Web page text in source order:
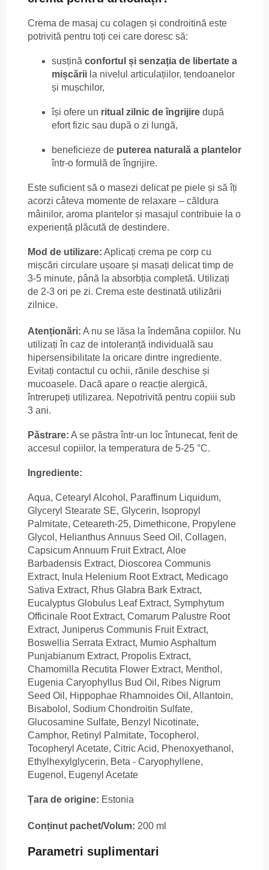
Crema de masaj cu colagen și condroitină este
potrivită pentru toți cei care doresc să:
susțină confortul și senzația de libertate a
mișcării la nivelul articulațiilor, tendoanelor
și mușchilor,
își ofere un ritual zilnic de îngrijire după
efort fizic sau după o zi lungă,
beneficieze de puterea naturală a plantelor
într-o formulă de îngrijire.
Este suficient să o masezi delicat pe piele și să îți
acorzi câteva momente de relaxare – căldura
mâinilor, aroma plantelor și masajul contribuie la o
experiență plăcută de destindere.
Mod de utilizare: Aplicați crema pe corp cu
mișcări circulare ușoare și masați delicat timp de
3-5 minute, până la absorbția completă. Utilizați
de 2-3 ori pe zi. Crema este destinată utilizării
zilnice.
Atenționări: A nu se lăsa la îndemâna copiilor. Nu
utilizați în caz de intoleranță individuală sau
hipersensibilitate la oricare dintre ingrediente.
Evitați contactul cu ochii, rănile deschise și
mucoasele. Dacă apare o reacție alergică,
întrerupeți utilizarea. Nepotrivită pentru copiii sub
3 ani.
Păstrare: A se păstra într-un loc întunecat, ferit de
accesul copiilor, la temperatura de 5-25 °C.
Ingrediente:
Aqua, Cetearyl Alcohol, Paraffinum Liquidum,
Glyceryl Stearate SE, Glycerin, Isopropyl
Palmitate, Ceteareth-25, Dimethicone, Propylene
Glycol, Helianthus Annuus Seed Oil, Collagen,
Capsicum Annuum Fruit Extract, Aloe
Barbadensis Extract, Dioscorea Communis
Extract, Inula Helenium Root Extract, Medicago
Sativa Extract, Rhus Glabra Bark Extract,
Eucalyptus Globulus Leaf Extract, Symphytum
Officinale Root Extract, Comarum Palustre Root
Extract, Juniperus Communis Fruit Extract,
Boswellia Serrata Extract, Mumio Asphaltum
Punjabianum Extract, Propolis Extract,
Chamomilla Recutita Flower Extract, Menthol,
Eugenia Caryophyllus Bud Oil, Ribes Nigrum
Seed Oil, Hippophae Rhamnoides Oil, Allantoin,
Bisabolol, Sodium Chondroitin Sulfate,
Glucosamine Sulfate, Benzyl Nicotinate,
Camphor, Retinyl Palmitate, Tocopherol,
Tocopheryl Acetate, Citric Acid, Phenoxyethanol,
Ethylhexylglycerin, Beta - Caryophyllene,
Eugenol, Eugenyl Acetate
Țara de origine: Estonia
Conținut pachet/Volum: 200 ml
Parametri suplimentari